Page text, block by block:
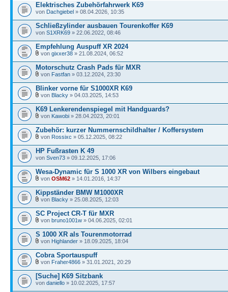
Elektrisches Zubehörfahrwerk K69
von Dachgiebel » 08.04.2026, 10:35
Schließzylinder ausbauen Tourenkoffer K69
von S1XRK69 » 22.06.2022, 08:46
Empfehlung Auspuff XR 2024
von gixxer38 » 21.08.2024, 06:52
Motorschutz Crash Pads für MXR
von Fastfan » 03.12.2024, 23:30
Blinker vorne für S1000XR K69
von Blacky » 04.03.2025, 14:53
K69 Lenkerendenspiegel mit Handguards?
von Kawobi » 28.04.2023, 20:01
Zubehör: kurzer Nummernschildhalter / Koffersystem
von Rossixc » 05.12.2025, 08:22
HP Fußrasten K 49
von Sven73 » 09.12.2025, 17:06
Wesa-Dynamic für S 1000 XR von Wilbers eingebaut
von OSM62 » 14.01.2016, 14:37
Kippständer BMW M1000XR
von Blacky » 25.08.2025, 12:03
SC Project CR-T für MXR
von bruno1001w » 04.06.2025, 02:01
S 1000 XR als Tourenmotorrad
von Highlander » 18.09.2025, 18:04
Cobra Sportauspuff
von Fraher4866 » 31.01.2021, 20:29
[Suche] K69 Sitzbank
von daniello » 10.02.2025, 17:57